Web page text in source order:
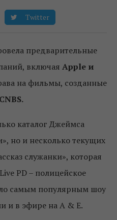
Twitter
предварительные
включая Apple и
на фильмы, созданные
CNBS.
каталог Джеймса
но и несколько текущих
служанки», которая
PD – полицейское
самым популярным шоу
и в эфире на A & E.